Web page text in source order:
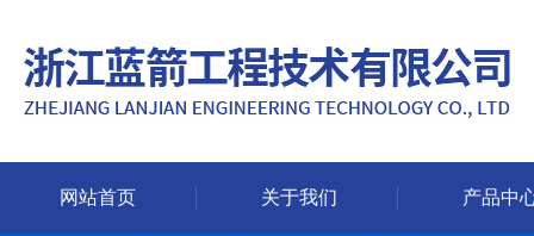
网站首页 关于我们 产品中